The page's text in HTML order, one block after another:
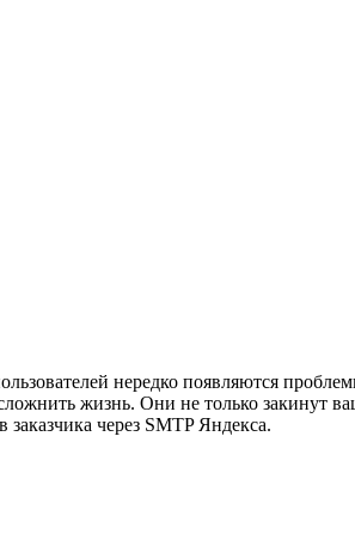
нередко появляются
жизнь. Они не только закинут
через SMTP Яндекса.